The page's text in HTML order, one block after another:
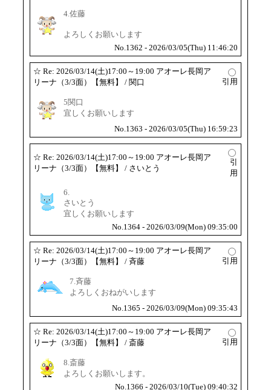
4.佐藤
よろしくお願いします
No.1362 - 2026/03/05(Thu) 11:46:20
☆ Re: 2026/03/14(土)17:00～19:00 アオーレ長岡ア
リーナ（3/3面）【無料】
/ 関口 引用
5関口
宜しくお願いします
No.1363 - 2026/03/05(Thu) 16:59:23
☆ Re: 2026/03/14(土)17:00～19:00 アオーレ長岡ア
リーナ（3/3面）【無料】
/ さいとう
引
用
6.
さいとう
宜しくお願いします
No.1364 - 2026/03/09(Mon) 09:35:00
☆ Re: 2026/03/14(土)17:00～19:00 アオーレ長岡ア
リーナ（3/3面）【無料】
/ 斉藤 引用
7.斉藤
よろしくおねがいします
No.1365 - 2026/03/09(Mon) 09:35:43
☆ Re: 2026/03/14(土)17:00～19:00 アオーレ長岡ア
リーナ（3/3面）【無料】
/ 斎藤 引用
8.斎藤
よろしくお願いします。
No.1366 - 2026/03/10(Tue) 09:40:32